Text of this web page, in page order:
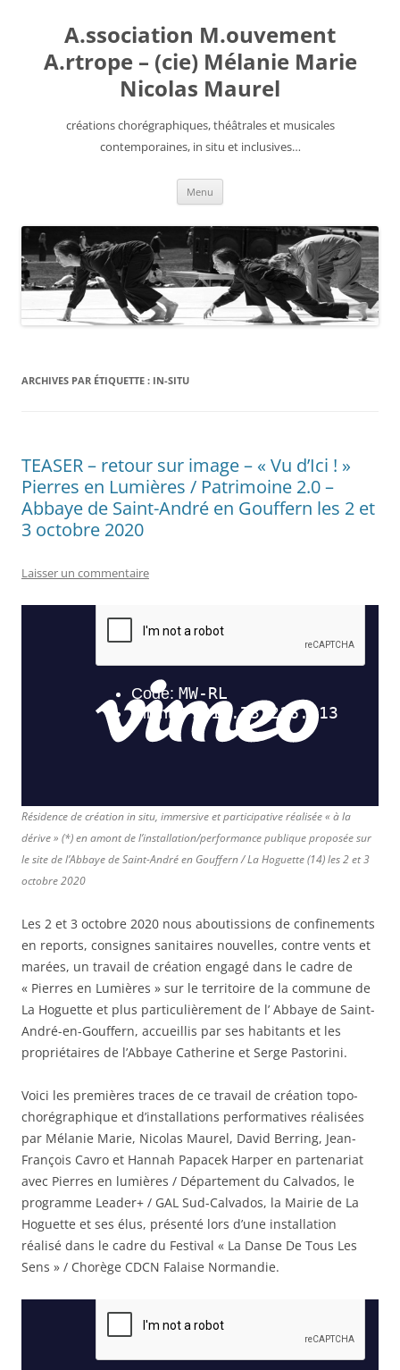
contenuA.ssociation M.ouvement
A.rtrope – (cie) Mélanie Marie
Nicolas Maurel
créations chorégraphiques, théâtrales et musicales
contemporaines, in situ et inclusives…
Menu
ARCHIVES PAR ÉTIQUETTE : IN-SITU
TEASER – retour sur image – « Vu d’Ici ! »
Pierres en Lumières / Patrimoine 2.0 –
Abbaye de Saint-André en Gouffern les 2 et
3 octobre 2020
Laisser un commentaire
Résidence de création in situ, immersive et participative réalisée « à la
dérive » (*) en amont de l’installation/performance publique proposée sur
le site de l’Abbaye de Saint-André en Gouffern / La Hoguette (14) les 2 et 3
octobre 2020
Les 2 et 3 octobre 2020 nous aboutissions de confinements
en reports, consignes sanitaires nouvelles, contre vents et
marées, un travail de création engagé dans le cadre de
« Pierres en Lumières » sur le territoire de la commune de
La Hoguette et plus particulièrement de l’ Abbaye de Saint-
André-en-Gouffern, accueillis par ses habitants et les
propriétaires de l’Abbaye Catherine et Serge Pastorini.
Voici les premières traces de ce travail de création topo-
chorégraphique et d’installations performatives réalisées
par Mélanie Marie, Nicolas Maurel, David Berring, Jean-
François Cavro et Hannah Papacek Harper en partenariat
avec Pierres en lumières / Département du Calvados, le
programme Leader+ / GAL Sud-Calvados, la Mairie de La
Hoguette et ses élus, présenté lors d’une installation
réalisé dans le cadre du Festival « La Danse De Tous Les
Sens » / Chorège CDCN Falaise Normandie.